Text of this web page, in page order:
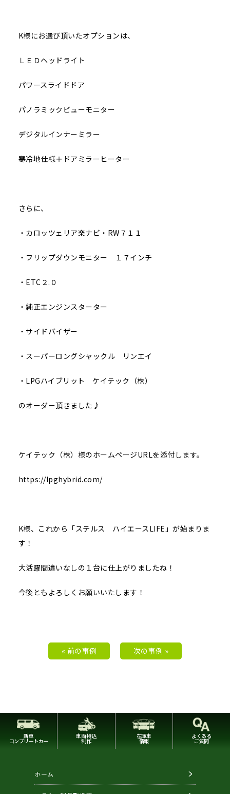
K様にお選び頂いたオプションは、
ＬＥＤヘッドライト
パワースライドドア
パノラミックビューモニター
デジタルインナーミラー
寒冷地仕様＋ドアミラーヒーター
さらに、
・カロッツェリア楽ナビ・RW７１１
・フリップダウンモニター １７インチ
・ETC２.０
・純正エンジンスターター
・サイドバイザー
・スーパーロングシャックル リンエイ
・LPGハイブリット ケイテック（株）
のオーダー頂きました♪
ケイテック（株）様のホームページURLを添付します。
https://lpghybrid.com/
K様、これから「ステルス ハイエースLIFE」が始まりま
す！
大活躍間違いなしの１台に仕上がりましたね！
今後ともよろしくお願いいたします！
« 前の事例 次の事例 »
新車
コンプリートカー
車両持込
制作
在庫車
情報
よくある
ご質問
ホーム